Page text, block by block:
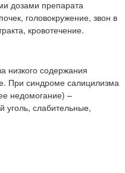
дозами препарата
головокружение, звон в
кровотечение.
низкого содержания
При синдроме салицилизма
недомогание) –
уголь, слабительные,